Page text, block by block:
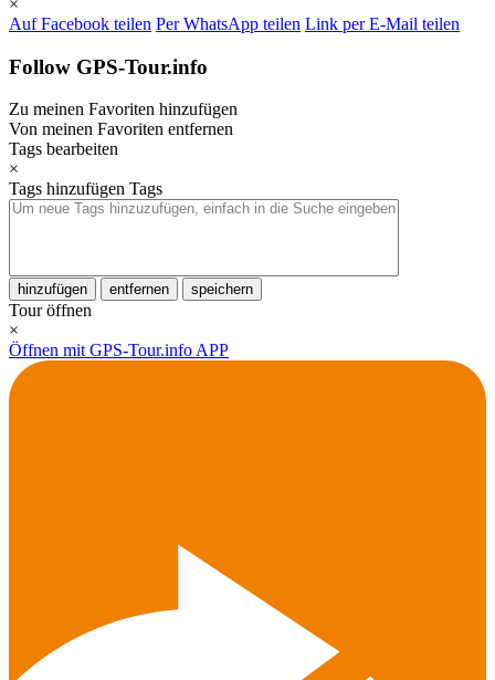
Auf Facebook teilen Per WhatsApp teilen Link per E-Mail teilen
Follow GPS-Tour.info
Zu meinen Favoriten hinzufügen
Von meinen Favoriten entfernen
Tags bearbeiten
×
Tags hinzufügen Tags
hinzufügen entfernen speichern
Tour öffnen
×
Öffnen mit GPS-Tour.info APP